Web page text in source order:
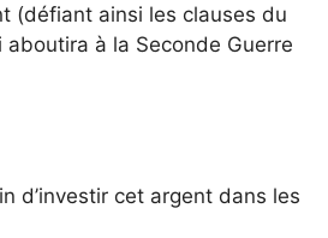
(défiant ainsi les clauses du
à la Seconde Guerre
d’investir cet argent dans les